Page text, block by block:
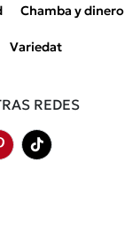
Chamba y dinero
Variedat
REDES